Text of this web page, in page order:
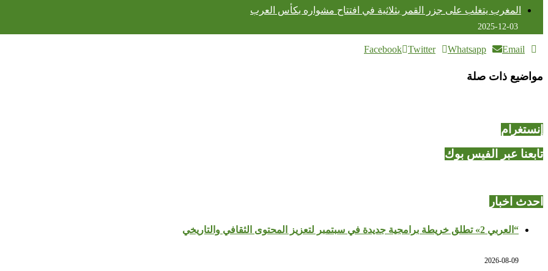
المغرب يتغلب على جزر القمر بثلاثية في افتتاح مشواره بكأس العرب
2025-12-03
Facebook Twitter Whatsapp Email
مواضيع ذات صلة
إنستغرام
تابعنا عبر الفيس بوك
احدث اخبار
“العربي 2» تطلق خريطة برامجية جديدة في سبتمبر لتعزيز المحتوى الثقافي والتاريخي
2026-08-09